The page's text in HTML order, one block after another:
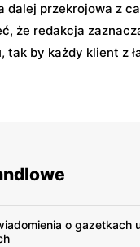
dalej przekrojowa z
że redakcja
tak by każdy klient z
o gazetkach